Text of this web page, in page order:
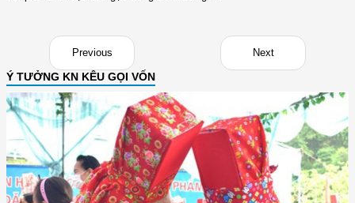
Previous Next
Ý TƯỞNG KN KÊU GỌI VỐN